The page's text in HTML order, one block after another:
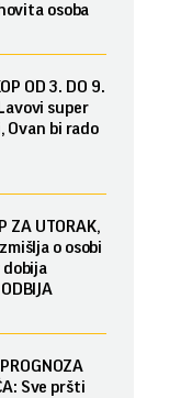
osoba
OD 3. DO 9.
super
Ovan bi rado
ZA UTORAK,
o osobi
dobija
Sve pršti